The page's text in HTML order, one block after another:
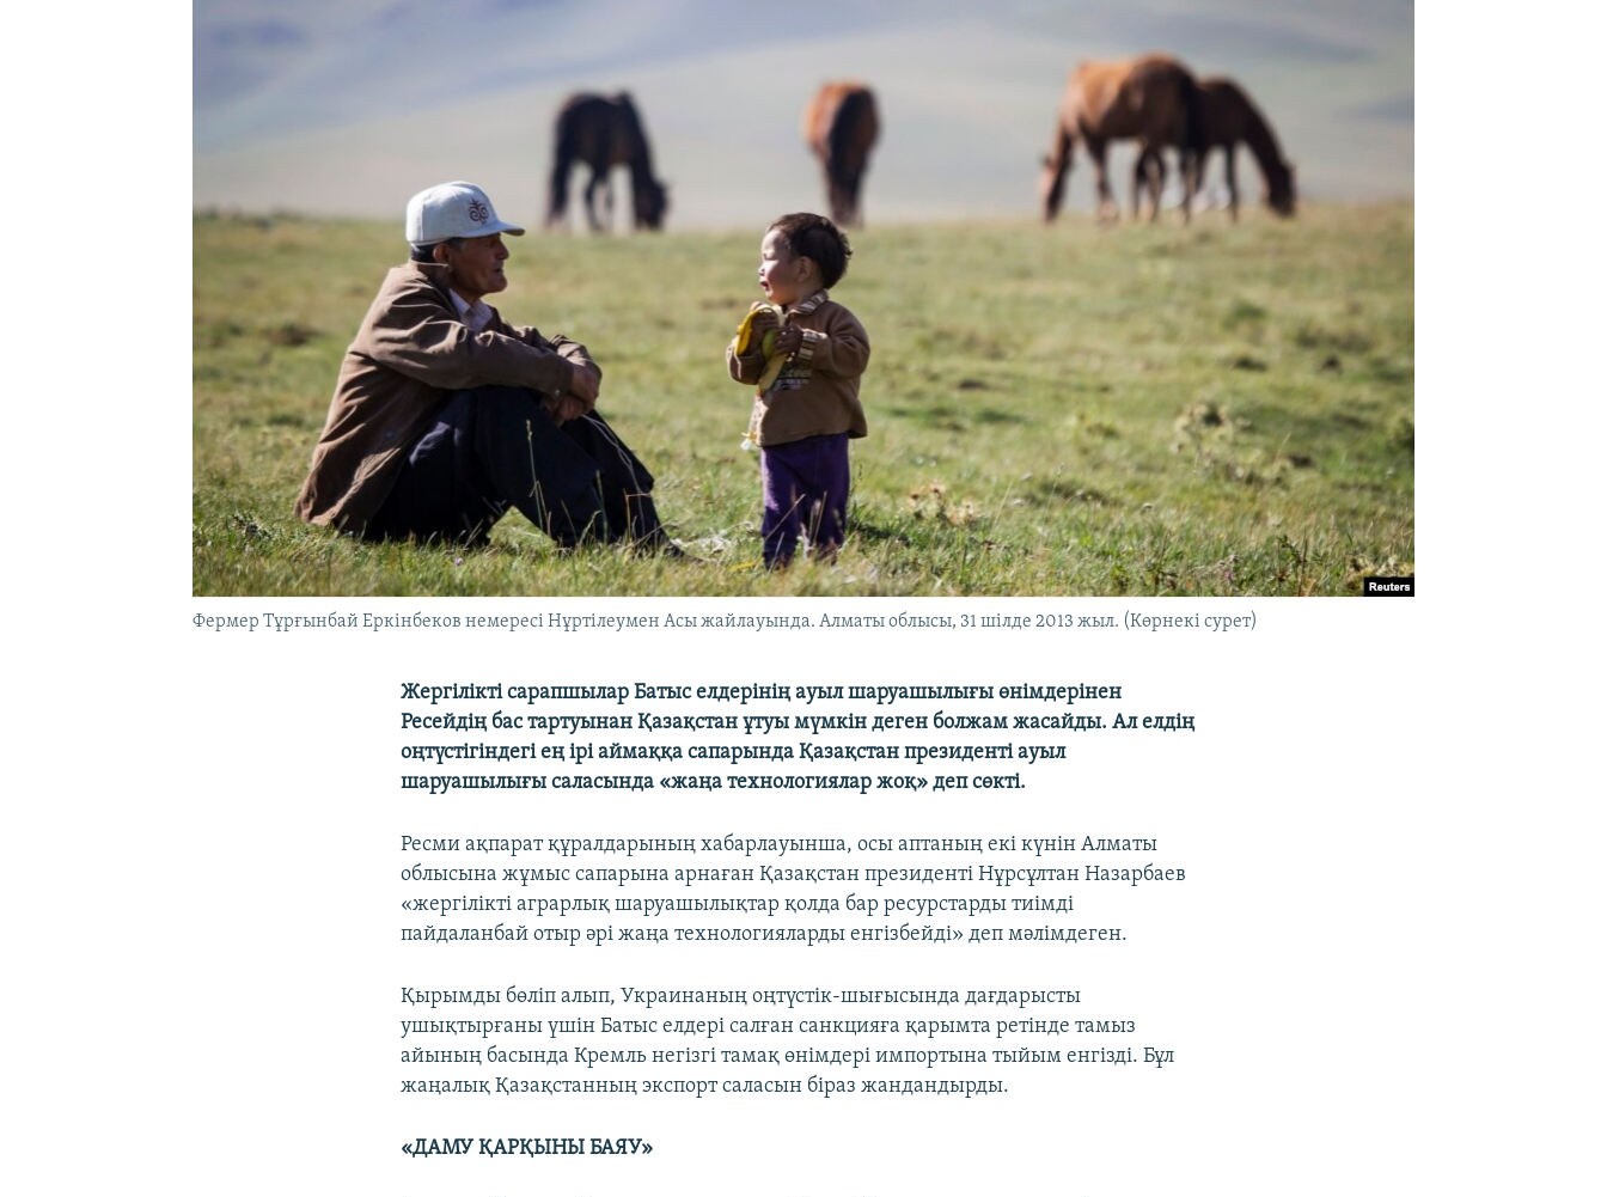
Фермер Тұрғынбай Еркінбеков немересі Нұртілеумен Асы жайлауында. Алматы облысы, 31 шілде 2013 жыл. (Көрнекі сурет)
Жергілікті сарапшылар Батыс елдерінің ауыл шаруашылығы өнімдерінен
Ресейдің бас тартуынан Қазақстан ұтуы мүмкін деген болжам жасайды. Ал елдің
оңтүстігіндегі ең ірі аймаққа сапарында Қазақстан президенті ауыл
шаруашылығы саласында «жаңа технологиялар жоқ» деп сөкті.
Ресми ақпарат құралдарының хабарлауынша, осы аптаның екі күнін Алматы
облысына жұмыс сапарына арнаған Қазақстан президенті Нұрсұлтан Назарбаев
«жергілікті аграрлық шаруашылықтар қолда бар ресурстарды тиімді
пайдаланбай отыр әрі жаңа технологияларды енгізбейді» деп мәлімдеген.
Қырымды бөліп алып, Украинаның оңтүстік-шығысында дағдарысты
ушықтырғаны үшін Батыс елдері салған санкцияға қарымта ретінде тамыз
айының басында Кремль негізгі тамақ өнімдері импортына тыйым енгізді. Бұл
жаңалық Қазақстанның экспорт саласын біраз жандандырды.
«ДАМУ ҚАРҚЫНЫ БАЯУ»